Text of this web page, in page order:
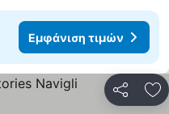
Εμφάνιση τιμών